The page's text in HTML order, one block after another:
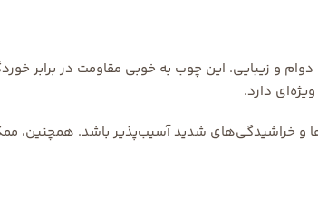
و زیبایی. این چوب به خوبی مقاومت در برابر
دارد.
و خراشیدگی‌های شدید آسیب‌پذیر باشد.